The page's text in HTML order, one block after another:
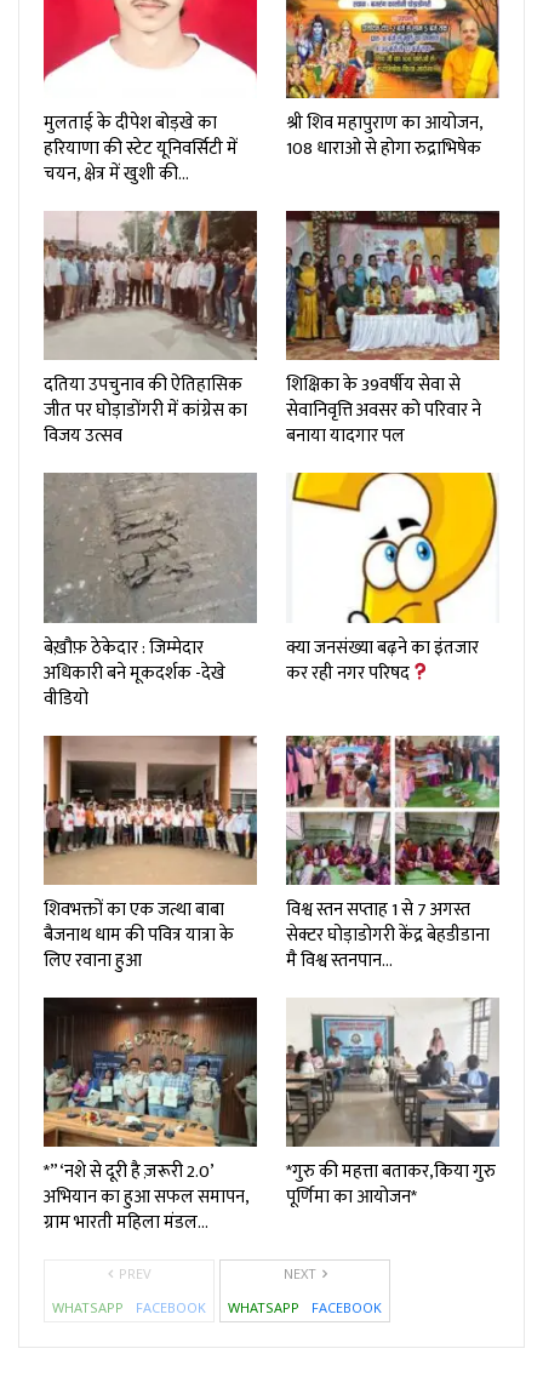
मुलताई के दीपेश बोड़खे का
हरियाणा की स्टेट यूनिवर्सिटी में
चयन, क्षेत्र में खुशी की…
श्री शिव महापुराण का आयोजन,
108 धाराओ से होगा रुद्राभिषेक
दतिया उपचुनाव की ऐतिहासिक
जीत पर घोड़ाडोंगरी में कांग्रेस का
विजय उत्सव
शिक्षिका के 39वर्षीय सेवा से
सेवानिवृत्ति अवसर को परिवार ने
बनाया यादगार पल
बेख़ौफ़ ठेकेदार : जिम्मेदार
अधिकारी बने मूकदर्शक -देखे
वीडियो
क्या जनसंख्या बढ़ने का इंतजार
कर रही नगर परिषद
शिवभक्तों का एक जत्था बाबा
बैजनाथ धाम की पवित्र यात्रा के
लिए रवाना हुआ
विश्व स्तन सप्ताह 1 से 7 अगस्त
सेक्टर घोड़ाडोगरी केंद्र बेहडीडाना
मै विश्व स्तनपान…
*”‘नशे से दूरी है ज़रूरी 2.0’
अभियान का हुआ सफल समापन,
ग्राम भारती महिला मंडल…
*गुरु की महत्ता बताकर,किया गुरु
पूर्णिमा का आयोजन*
PREV
WHATSAPP
FACEBOOK
NEXT
WHATSAPP
FACEBOOK